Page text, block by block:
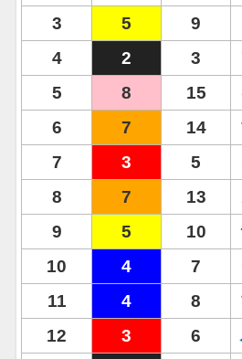
3
5 9
4
2 3
5
8 15
6
7 14
7
3 5
8
7 13
9
5 10
10
4 7
11
4 8
12
3 6